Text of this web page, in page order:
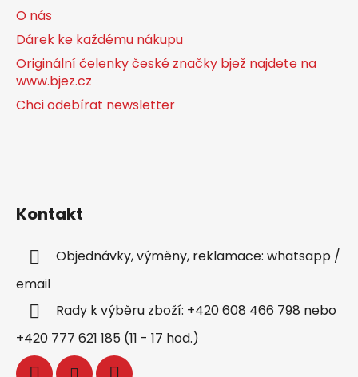
O nás
Dárek ke každému nákupu
Originální čelenky české značky bjež najdete na
www.bjez.cz
Chci odebírat newsletter
Kontakt
Objednávky, výměny, reklamace: whatsapp /
email
Rady k výběru zboží: +420 608 466 798 nebo
+420 777 621 185 (11 - 17 hod.)